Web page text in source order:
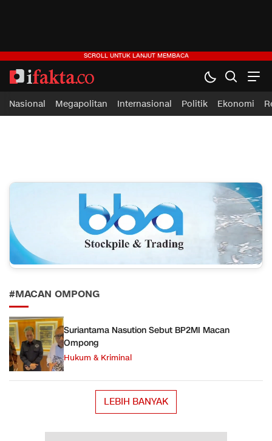
ifakta.co
#pastibenar
Nasional Megapolitan Internasional Politik Ekonomi
#MACAN OMPONG
Suriantama Nasution Sebut BP2MI Macan
Ompong
Hukum & Kriminal
LEBIH BANYAK